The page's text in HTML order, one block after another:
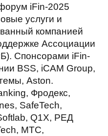
iFin-2025
услуги и
компанией
Ассоциации
Спонсорами iFin-
BSS, iCAM Group,
Aston.
Фродекс,
SafeTech,
Q1X, РЕД
МТС,